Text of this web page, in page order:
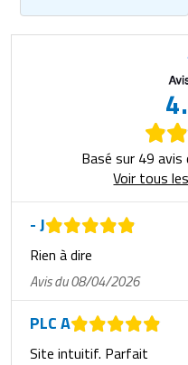
Basé sur 49 avis
Voir tous
- J
Rien à dire
Avis du 08/04/2026
PLC A
Site intuitif. Parfait